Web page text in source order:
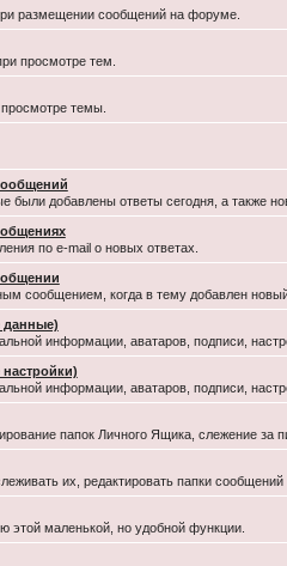
размещении сообщений на форуме.
просмотре тем.
темы.
были добавлены ответы сегодня, а также
по e-mail о новых ответах.
сообщением, когда в тему добавлен
данные)
информации, аватаров, подписи,
информации, аватаров, подписи,
папок Личного Ящика, слежение за
их, редактировать папки
этой маленькой, но удобной функции.